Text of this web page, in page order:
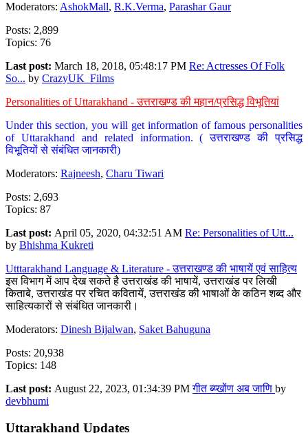
Moderators: AshokMall, R.K.Verma, Parashar Gaur
Posts: 2,899
Topics: 76
Last post: March 18, 2018, 05:48:17 PM Re: Actresses Of Folk
So... by CrazyUK_Films
Personalities of Uttarakhand - उत्तराखण्ड की महान/प्रसिद्ध विभूतियां
Under this section, you will get information of famous personalities
of Uttarakhand and related information. ( उत्तराखण्ड की प्रसिद्ध
विभूतियों से संबंधित जानकारी)
Moderators: Rajneesh, Charu Tiwari
Posts: 2,693
Topics: 87
Last post: April 05, 2020, 04:32:51 AM Re: Personalities of Utt...
by Bhishma Kukreti
Utttarakhand Language & Literature - उत्तराखण्ड की भाषायें एवं साहित्य
इस विभाग में आप देख सकते है उत्तराखंड की भाषायें, उत्तराखंड पर लिखी
किताबे, उत्तराखंड पर रचित कवितायें, उत्तराखंड की भाषाओं के कठिन शब्द और
साहित्यकारों से संबंधित जानकारी।
Moderators: Dinesh Bijalwan, Saket Bahuguna
Posts: 20,938
Topics: 148
Last post: August 22, 2023, 01:34:39 PMगीत ब्य्खोंण अब जाणि by
devbhumi
Uttarakhand Updates